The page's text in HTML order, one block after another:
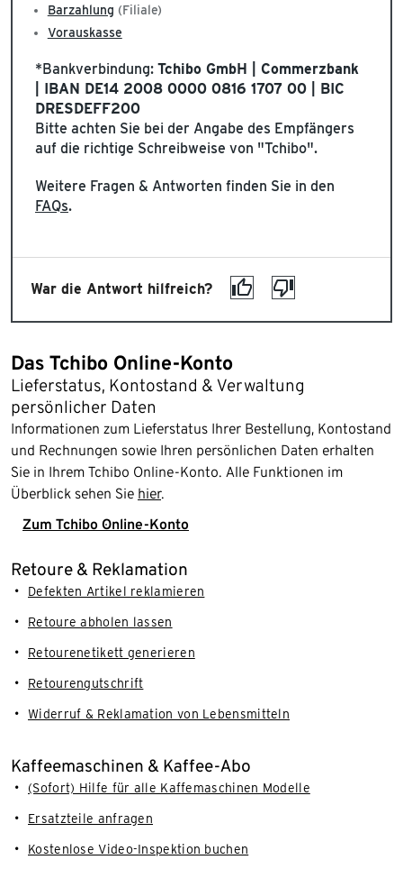
Barzahlung (Filiale)
Vorauskasse
*Bankverbindung: Tchibo GmbH | Commerzbank
| IBAN DE14 2008 0000 0816 1707 00 | BIC
DRESDEFF200
Bitte achten Sie bei der Angabe des Empfängers
auf die richtige Schreibweise von "Tchibo".
Weitere Fragen & Antworten finden Sie in den
FAQs.
War die Antwort hilfreich?
Das Tchibo Online-Konto
Lieferstatus, Kontostand & Verwaltung
persönlicher Daten
Informationen zum Lieferstatus Ihrer Bestellung, Kontostand
und Rechnungen sowie Ihren persönlichen Daten erhalten
Sie in Ihrem Tchibo Online-Konto. Alle Funktionen im
Überblick sehen Sie hier.
Zum Tchibo Online-Konto
Retoure & Reklamation
Defekten Artikel reklamieren
Retoure abholen lassen
Retourenetikett generieren
Retourengutschrift
Widerruf & Reklamation von Lebensmitteln
Kaffeemaschinen & Kaffee-Abo
(Sofort) Hilfe für alle Kaffemaschinen Modelle
Ersatzteile anfragen
Kostenlose Video-Inspektion buchen